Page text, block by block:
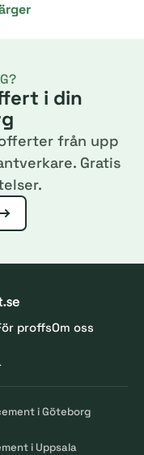
i din
från upp
Gratis
proffsOm oss
i Göteborg
i Uppsala